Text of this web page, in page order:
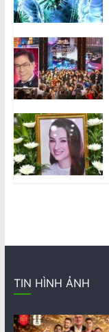
TIN HÌNH ẢNH